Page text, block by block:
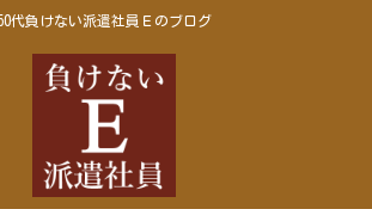
代負けない派遣社員Ｅのブログ